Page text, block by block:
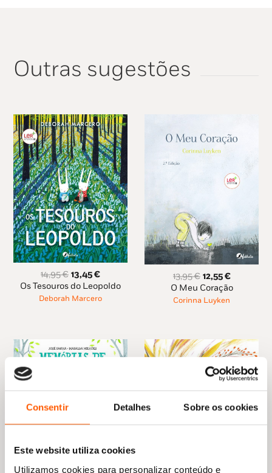
Consentir Detalhes Sobre os cookies
Este website utiliza cookies
Utilizamos cookies para personalizar conteúdo e
Outras sugestões
14,95€ O
preço
original
13,45€O
preço
atual
Os Tesouros do Leopoldo
Deborah Marcero
13,95€ O
preço
original
era:
12,55€O
preço
O Meu Coração
Corinna Luyken